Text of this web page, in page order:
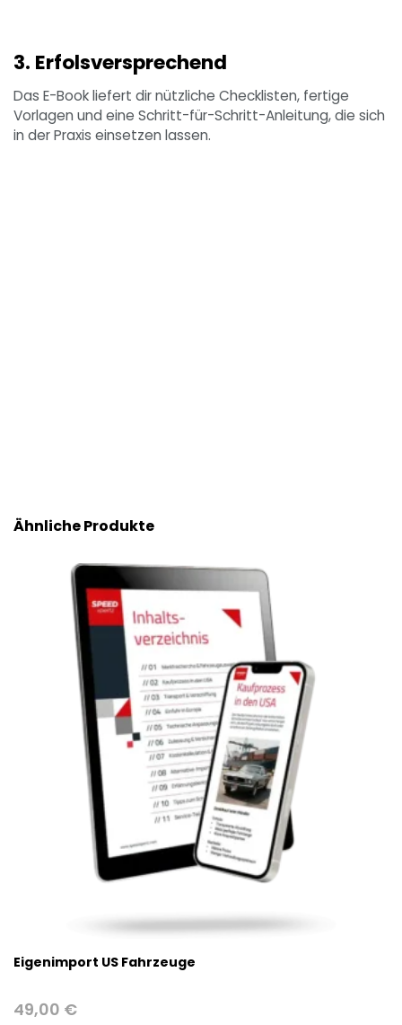
3. Erfolsversprechend
Das E-Book liefert dir nützliche Checklisten, fertige
Vorlagen und eine Schritt-für-Schritt-Anleitung, die sich
in der Praxis einsetzen lassen.
Ähnliche Produkte
Eigenimport US Fahrzeuge
49,00 €